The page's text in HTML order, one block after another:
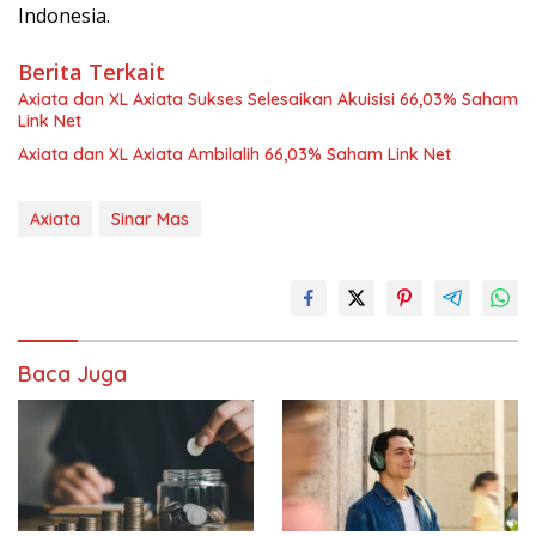
Indonesia.
Berita Terkait
Axiata dan XL Axiata Sukses Selesaikan Akuisisi 66,03% Saham
Link Net
Axiata dan XL Axiata Ambilalih 66,03% Saham Link Net
Axiata Sinar Mas
Baca Juga